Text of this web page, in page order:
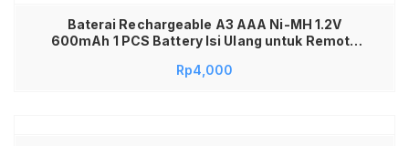
Baterai Rechargeable A3 AAA Ni-MH 1.2V
600mAh 1 PCS Battery Isi Ulang untuk Remote
Senter Kecil Tahan Lama
Rp4,000